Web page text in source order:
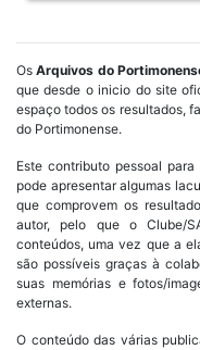
OsArquivos do
que desde o inicio do site
espaço todos os resultados,
do Portimonense.
Este contributo pessoal
pode apresentar algumas
que comprovem os
autor, pelo que o Clube/
conteúdos, uma vez que a
são possíveis graças à
suas memórias e fotos/
externas.
O conteúdo das várias